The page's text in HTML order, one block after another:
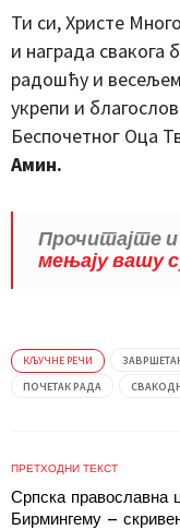
Ти си, Христе
и награда свакога
радошћу и
укрепи и
Беспочетног Оца
Амин.
Прочитајте
мењају вашу
КЉУЧНЕ РЕЧИ
ПОЧЕТАК РАДА
ПРЕТХОДНИ ТЕКСТ
Српска православна
Бирмингему –